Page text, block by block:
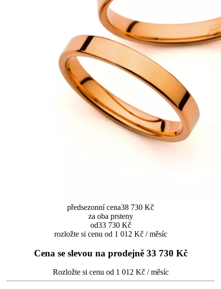
předsezonní cena38 730 Kč
za oba prsteny
od33 730 Kč
rozložte si cenu od 1 012 Kč / měsíc
Cena se slevou na prodejně 33 730 Kč
Rozložte si cenu od 1 012 Kč / měsíc